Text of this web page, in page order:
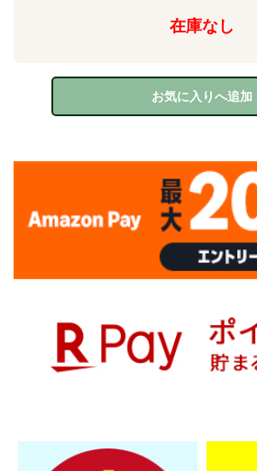
在庫なし
お気に入りへ追加